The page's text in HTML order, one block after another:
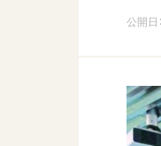
日蓮大聖人の仏法
釈尊～法華経
公開日：